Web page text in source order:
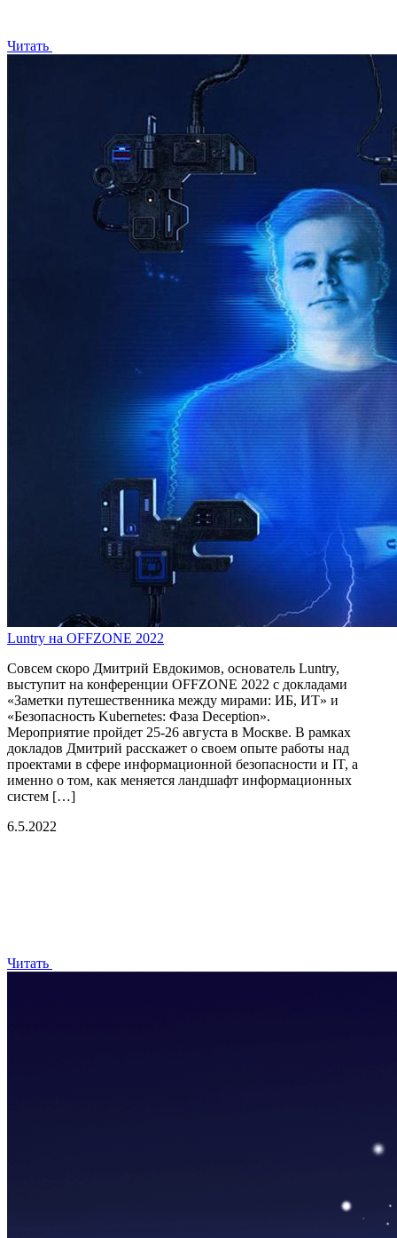
Читать
Luntry на OFFZONE 2022
Совсем скоро Дмитрий Евдокимов, основатель Luntry,
выступит на конференции OFFZONE 2022 с докладами
«Заметки путешественника между мирами: ИБ, ИТ» и
«Безопасность Kubernetes: Фаза Deception».
Мероприятие пройдет 25-26 августа в Москве. В рамках
докладов Дмитрий расскажет о своем опыте работы над
проектами в сфере информационной безопасности и IT, а
именно о том, как меняется ландшафт информационных
систем […]
6.5.2022
Читать